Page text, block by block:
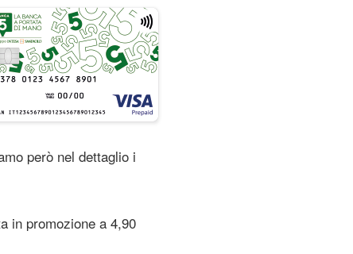
però nel dettaglio i
in promozione a 4,90